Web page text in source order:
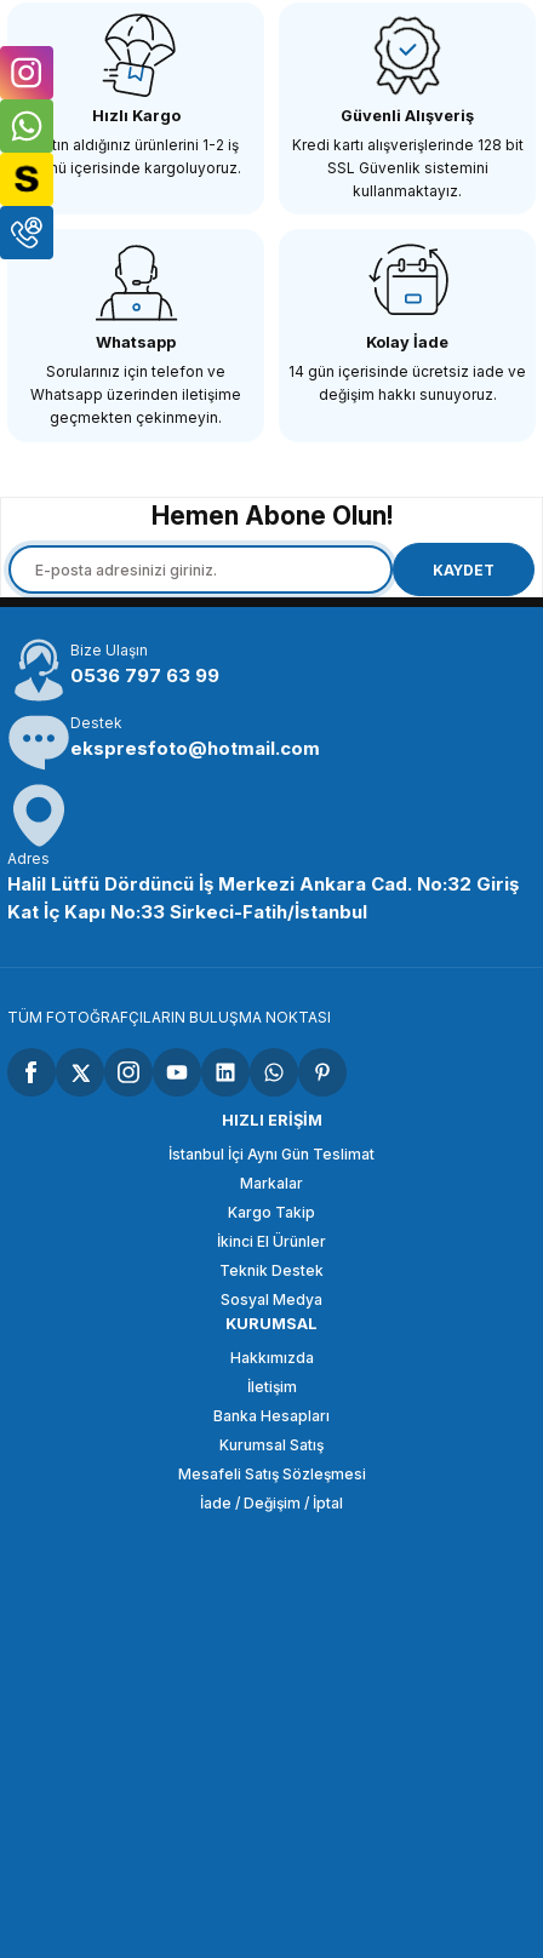
Hızlı Kargo
Satın aldığınız ürünlerini 1-2 iş
günü içerisinde kargoluyoruz.
Güvenli Alışveriş
Kredi kartı alışverişlerinde 128 bit
SSL Güvenlik sistemini
kullanmaktayız.
Whatsapp
Sorularınız için telefon ve
Whatsapp üzerinden iletişime
geçmekten çekinmeyin.
Kolay İade
14 gün içerisinde ücretsiz iade ve
değişim hakkı sunuyoruz.
Hemen Abone Olun!
KAYDET
Bize Ulaşın
0536 797 63 99
Destek
ekspresfoto@hotmail.com
Adres
Halil Lütfü Dördüncü İş Merkezi Ankara Cad. No:32 Giriş
Kat İç Kapı No:33 Sirkeci-Fatih/İstanbul
TÜM FOTOĞRAFÇILARIN BULUŞMA NOKTASI
HIZLI ERİŞİM
İstanbul İçi Aynı Gün Teslimat
Markalar
Kargo Takip
İkinci El Ürünler
Teknik Destek
Sosyal Medya
KURUMSAL
Hakkımızda
İletişim
Banka Hesapları
Kurumsal Satış
Mesafeli Satış Sözleşmesi
İade / Değişim / İptal